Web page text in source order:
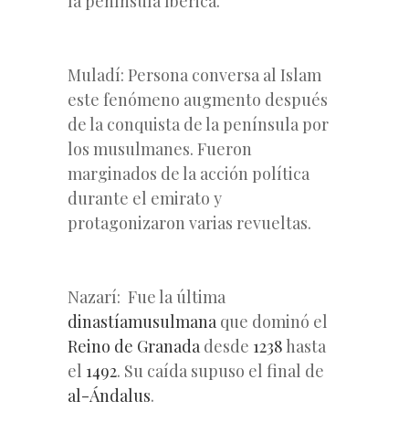
Muladí: Persona conversa al Islam
este fenómeno augmento después
de la conquista de la península por
los musulmanes. Fueron
marginados de la acción política
durante el emirato y
protagonizaron varias revueltas.
Nazarí: Fue la última
dinastíamusulmana que dominó el
Reino de Granada desde 1238 hasta
el 1492. Su caída supuso el final de
al-Ándalus.